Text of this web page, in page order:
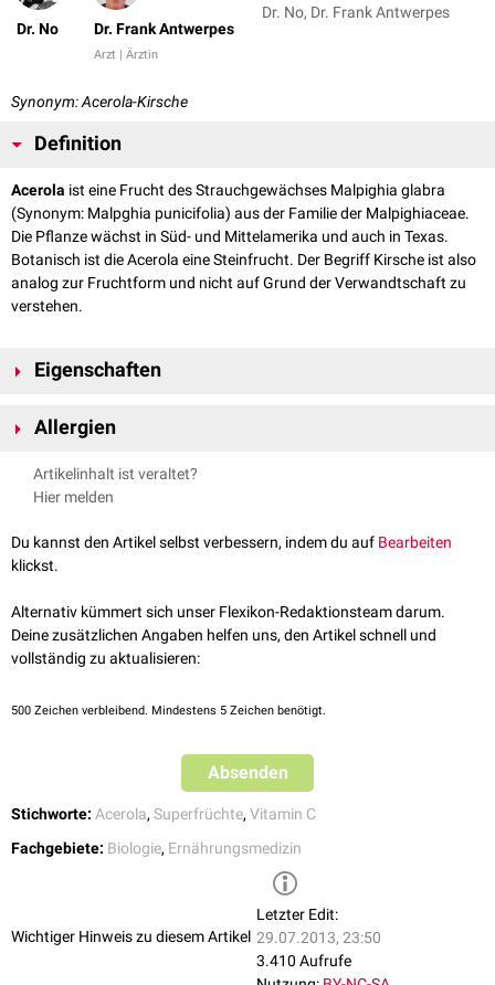
Dr. No Dr. Frank Antwerpes
Arzt | Ärztin
Dr. No, Dr. Frank Antwerpes
Synonym: Acerola-Kirsche
Definition
Acerola ist eine Frucht des Strauchgewächses Malpighia glabra
(Synonym: Malpghia punicifolia) aus der Familie der Malpighiaceae.
Die Pflanze wächst in Süd- und Mittelamerika und auch in Texas.
Botanisch ist die Acerola eine Steinfrucht. Der Begriff Kirsche ist also
analog zur Fruchtform und nicht auf Grund der Verwandtschaft zu
verstehen.
Eigenschaften
Fruchtgewichts ist Vitamin C. Die Beere enthält auch
Allergien
Menschen mit Latex-Allergie
Früchte entwickeln.
Artikelinhalt ist veraltet?
Hier melden
Du kannst den Artikel selbst verbessern, indem du auf Bearbeiten
klickst.
Alternativ kümmert sich unser Flexikon-Redaktionsteam darum.
Deine zusätzlichen Angaben helfen uns, den Artikel schnell und
vollständig zu aktualisieren:
500 Zeichen verbleibend. Mindestens 5 Zeichen benötigt.
Absenden
Stichworte: Acerola, Superfrüchte, Vitamin C
Fachgebiete: Biologie, Ernährungsmedizin
Wichtiger Hinweis zu diesem Artikel
Letzter Edit:
29.07.2013, 23:50
3.410 Aufrufe